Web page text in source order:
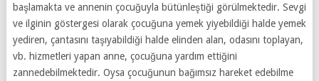
başlamakta ve annenin çocuğuyla bütünleştiği görülmektedir. Sevgi
ve ilginin göstergesi olarak çocuğuna yemek yiyebildiği halde yemek
yediren, çantasını taşıyabildiği halde elinden alan, odasını toplayan,
vb. hizmetleri yapan anne, çocuğuna yardım ettiğini
zannedebilmektedir. Oysa çocuğunun bağımsız hareket edebilme